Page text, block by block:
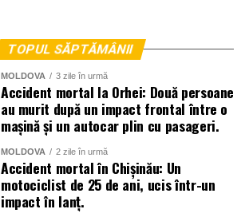
TOPUL SĂPTĂMÂNII
MOLDOVA 3 zile în urmă
Accident mortal la Orhei: Două persoane
au murit după un impact frontal între o
mașină și un autocar plin cu pasageri.
MOLDOVA 2 zile în urmă
Accident mortal în Chișinău: Un
motociclist de 25 de ani, ucis într-un
impact în lanț.